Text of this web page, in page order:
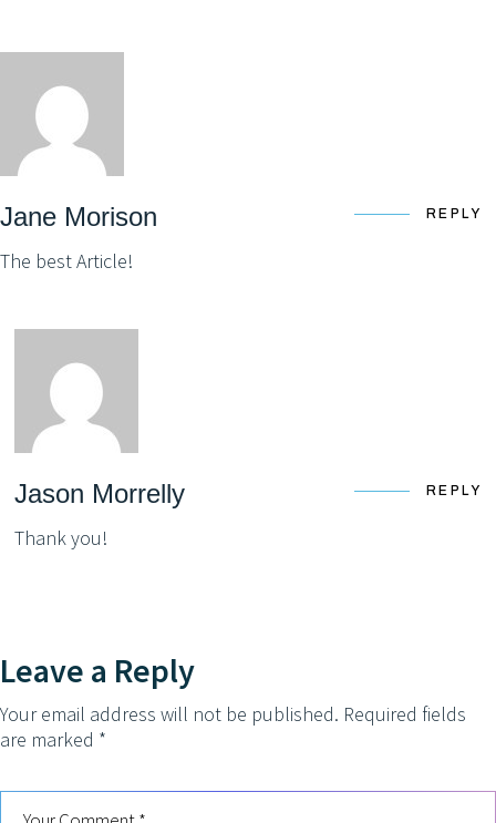
Jane Morison REPLY
The best Article!
Jason Morrelly REPLY
Thank you!
Leave a Reply
Your email address will not be published. Required fields
are marked *